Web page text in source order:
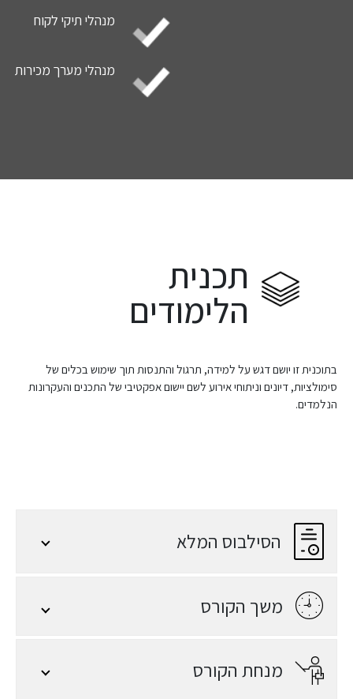
מנהלי תיקי לקוח
מנהלי מערך מכירות
תכנית
הלימודים
בתוכנית זו יושם דגש על למידה, תרגול והתנסות תוך שימוש בכלים של
סימולציות, דיונים וניתוחי אירוע לשם יישום אפקטיבי של התכנים והעקרונות
הנלמדים.
הסילבוס המלא
משך הקורס
מנחת הקורס